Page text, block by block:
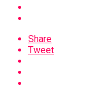
Share
Tweet